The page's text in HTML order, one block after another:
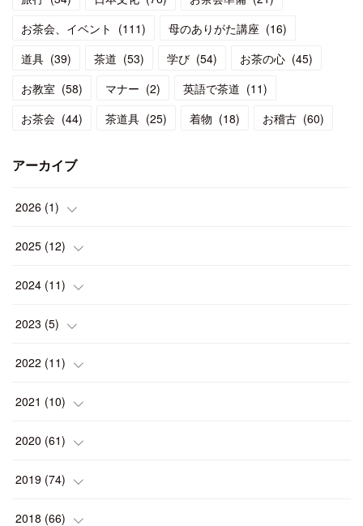
お茶会、イベント (111) 母のありがた講座 (16)
道具 (39) 茶道 (53) 学び (54) お茶の心 (45)
お教室 (58) マナー (2) 英語で茶道 (11)
お茶会 (44) 茶道具 (25) 着物 (18) お稽古 (60)
アーカイブ
2026 (1)
(1)
2025 (12)
( 1)
(1
( 2)
( 1)
( 1)
2024 (11)
(1
( 1)
(1)
(2)
( 1)
2023 (5)
( 1)
(2)
(1)
(1)
2022 (11)
(1)
(2)
(4)
(1)
2021 (10)
(2)
(2)
(1)
2020 (61)
(1)
(1)
2019 (74)
(10
2018 (66)